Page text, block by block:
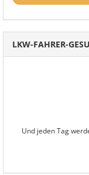
LKW-FAHRER-
Und jeden Tag